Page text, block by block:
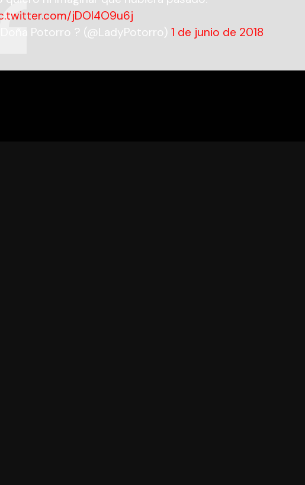
jDOl4O9u6j
Potorro ? (@LadyPotorro) 1 de junio de 2018